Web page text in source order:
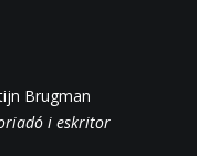
Brugman
i eskritor